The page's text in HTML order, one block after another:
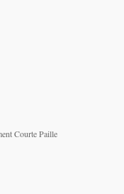
Courte Paille